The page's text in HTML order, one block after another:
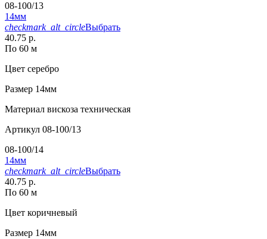
08-100/13
14мм
checkmark_alt_circleВыбрать
40.75 р.
По 60 м
Цвет серебро
Размер 14мм
Материал вискоза техническая
Артикул 08-100/13
08-100/14
14мм
checkmark_alt_circleВыбрать
40.75 р.
По 60 м
Цвет коричневый
Размер 14мм